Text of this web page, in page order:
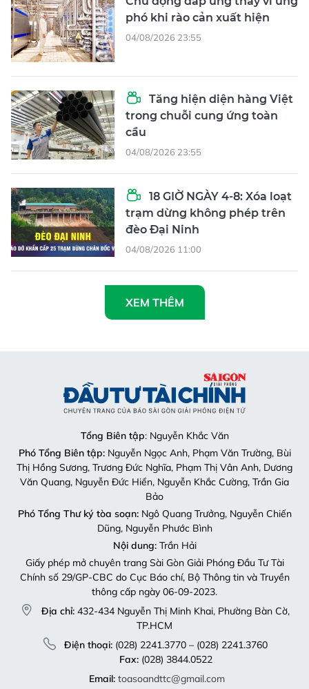
phó khi rào cản xuất hiện
04/08/2026 23:55
Tăng hiện diện hàng Việt
trong chuỗi cung ứng toàn
cầu
04/08/2026 23:55
18 GIỜ NGÀY 4-8: Xóa loạt
trạm dừng không phép trên
đèo Đại Ninh
04/08/2026 11:00
XEM THÊM
Tổng Biên tập: Nguyễn Khắc Văn
Phó Tổng Biên tập:Nguyễn Ngọc Anh, Phạm Văn Trường, Bùi
Thị Hồng Sương, Trương Đức Nghĩa, Phạm Thị Vân Anh, Dương
Văn Quang, Nguyễn Đức Hiển, Nguyễn Khắc Cường, Trần Gia
Bảo
Phó Tổng Thư ký tòa soạn:Ngô Quang Trưởng, Nguyễn Chiến
Dũng, Nguyễn Phước Bình
Nội dung:Trần Hải
Giấy phép mở chuyên trang Sài Gòn Giải Phóng Đầu Tư Tài
Chính số 29/GP-CBC do Cục Báo chí, Bộ Thông tin và Truyền
thông cấp ngày 06-09-2023.
Địa chỉ: 432-434 Nguyễn Thị Minh Khai, Phường Bàn Cờ,
TP.HCM
Điện thoại:(028) 2241.3770 – (028) 2241.3760
Fax:(028) 3844.0522
Email: toasoandttc@gmail.com